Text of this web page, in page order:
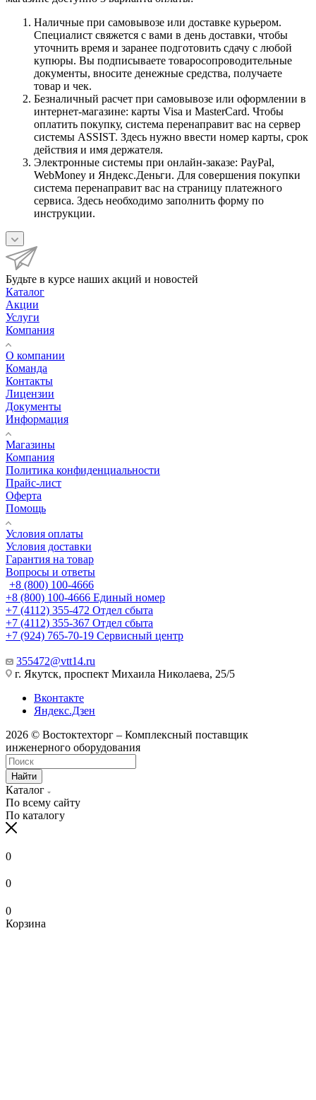
Наличные при самовывозе или доставке курьером.
Специалист свяжется с вами в день доставки, чтобы
уточнить время и заранее подготовить сдачу с любой
купюры. Вы подписываете товаросопроводительные
документы, вносите денежные средства, получаете
товар и чек.
Безналичный расчет при самовывозе или оформлении в
интернет-магазине: карты Visa и MasterCard. Чтобы
оплатить покупку, система перенаправит вас на сервер
системы ASSIST. Здесь нужно ввести номер карты, срок
действия и имя держателя.
Электронные системы при онлайн-заказе: PayPal,
WebMoney и Яндекс.Деньги. Для совершения покупки
система перенаправит вас на страницу платежного
сервиса. Здесь необходимо заполнить форму по
инструкции.
Будьте в курсе наших акций и новостей
Каталог
Акции
Услуги
Компания
О компании
Команда
Контакты
Лицензии
Документы
Информация
Магазины
Компания
Политика конфиденциальности
Прайс-лист
Оферта
Помощь
Условия оплаты
Условия доставки
Гарантия на товар
Вопросы и ответы
+8 (800) 100-4666
+8 (800) 100-4666 Единый номер
+7 (4112) 355-472 Отдел сбыта
+7 (4112) 355-367 Отдел сбыта
+7 (924) 765-70-19 Сервисный центр
355472@vtt14.ru
г. Якутск, проспект Михаила Николаева, 25/5
Вконтакте
Яндекс.Дзен
2026 © Востоктехторг – Комплексный поставщик
инженерного оборудования
Найти
Каталог
По всему сайту
По каталогу
0
0
0
Корзина